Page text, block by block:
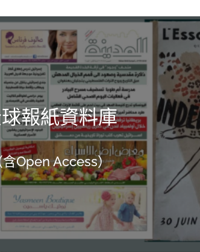
報紙資料庫
含Open Access）